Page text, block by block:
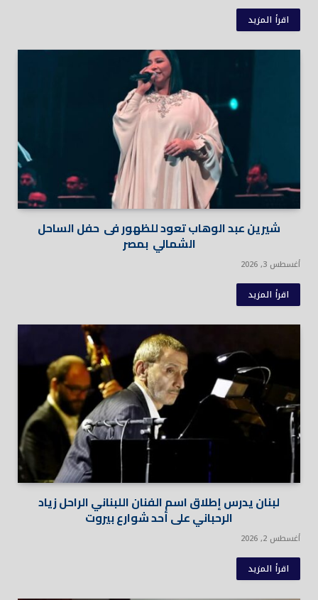
اقرأ المزيد
شيرين عبد الوهاب تعود للظهور فى حفل الساحل
الشمالي بمصر
أغسطس 3, 2026
اقرأ المزيد
لبنان يدرس إطلاق اسم الفنان اللبناني الراحل زياد
الرحباني على أحد شوارع بيروت
أغسطس 2, 2026
اقرأ المزيد